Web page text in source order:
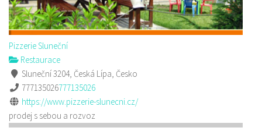
Pizzerie Sluneční
Restaurace
Sluneční 3204, Česká Lípa, Česko
777135026777135026
https://www.pizzerie-slunecni.cz/
prodej s sebou a rozvoz